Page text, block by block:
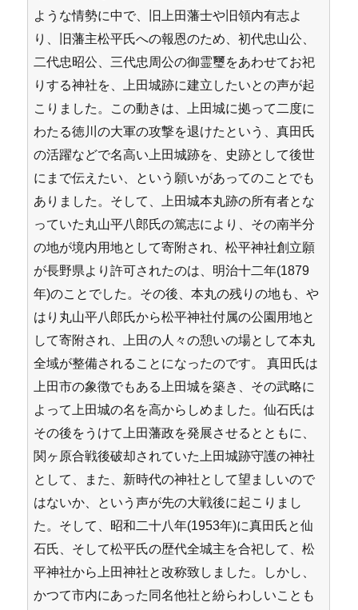
ような情勢に中で、旧上田藩士や旧領内有志よ
り、旧藩主松平氏への報恩のため、初代忠山公、
二代忠昭公、三代忠周公の御霊璽をあわせてお祀
りする神社を、上田城跡に建立したいとの声が起
こりました。この動きは、上田城に拠って二度に
わたる徳川の大軍の攻撃を退けたという、真田氏
の活躍などで名高い上田城跡を、史跡として後世
にまで伝えたい、という願いがあってのことでも
ありました。そして、上田城本丸跡の所有者とな
っていた丸山平八郎氏の篤志により、その南半分
の地が境内用地として寄附され、松平神社創立願
が長野県より許可されたのは、明治十二年(1879
年)のことでした。その後、本丸の残りの地も、や
はり丸山平八郎氏から松平神社付属の公園用地と
して寄附され、上田の人々の憩いの場として本丸
全域が整備されることになったのです。 真田氏は
上田市の象徴でもある上田城を築き、その武略に
よって上田城の名を高からしめました。仙石氏は
その後をうけて上田藩政を発展させるとともに、
関ヶ原合戦後破却されていた上田城跡守護の神社
として、また、新時代の神社として望ましいので
はないか、という声が先の大戦後に起こりまし
た。そして、昭和二十八年(1953年)に真田氏と仙
石氏、そして松平氏の歴代全城主を合祀して、松
平神社から上田神社と改称致しました。しかし、
かつて市内にあった同名他社と紛らわしいことも